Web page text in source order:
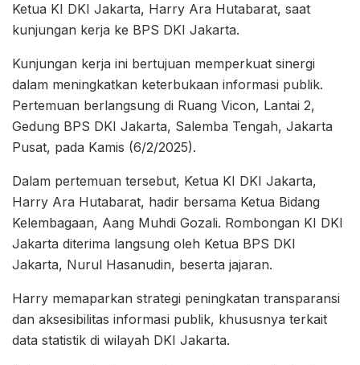
Ketua KI DKI Jakarta, Harry Ara Hutabarat, saat
kunjungan kerja ke BPS DKI Jakarta.
Kunjungan kerja ini bertujuan memperkuat sinergi
dalam meningkatkan keterbukaan informasi publik.
Pertemuan berlangsung di Ruang Vicon, Lantai 2,
Gedung BPS DKI Jakarta, Salemba Tengah, Jakarta
Pusat, pada Kamis (6/2/2025).
Dalam pertemuan tersebut, Ketua KI DKI Jakarta,
Harry Ara Hutabarat, hadir bersama Ketua Bidang
Kelembagaan, Aang Muhdi Gozali. Rombongan KI DKI
Jakarta diterima langsung oleh Ketua BPS DKI
Jakarta, Nurul Hasanudin, beserta jajaran.
Harry memaparkan strategi peningkatan transparansi
dan aksesibilitas informasi publik, khususnya terkait
data statistik di wilayah DKI Jakarta.